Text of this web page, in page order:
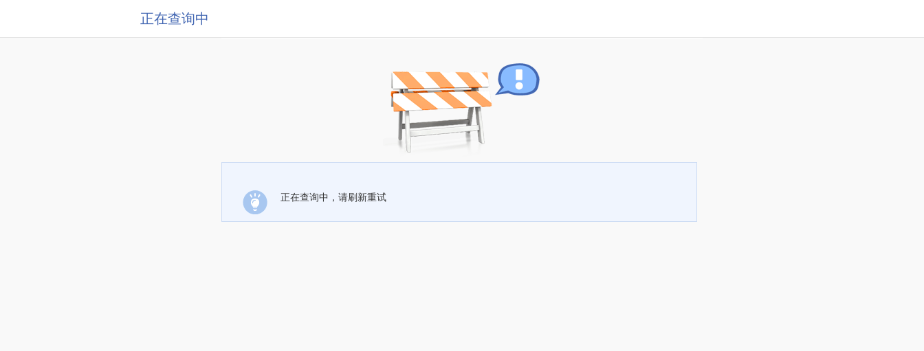
正在查询中
正在查询中，请刷新重试